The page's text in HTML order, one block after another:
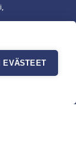
EVÄSTEET